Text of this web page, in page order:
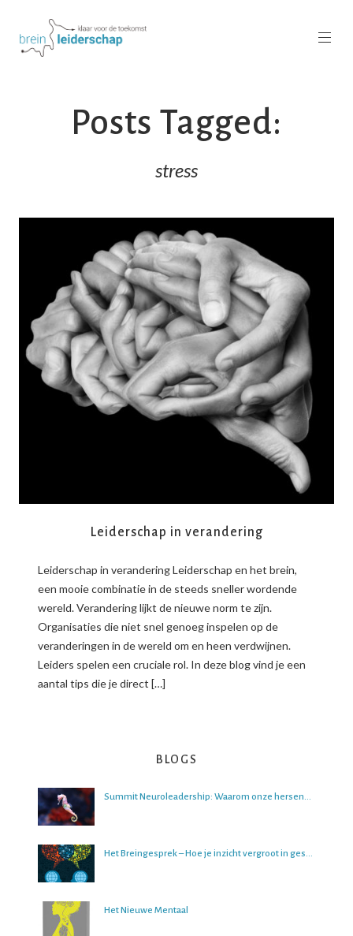
Posts Tagged:
stress
READ MORE
Leiderschap in verandering
Leiderschap in verandering Leiderschap en het brein,
een mooie combinatie in de steeds sneller wordende
wereld. Verandering lijkt de nieuwe norm te zijn.
Organisaties die niet snel genoeg inspelen op de
veranderingen in de wereld om en heen verdwijnen.
Leiders spelen een cruciale rol. In deze blog vind je een
aantal tips die je direct […]
BLOGS
Summit Neuroleadership: Waarom onze hersenen het lastig vinden om over de toekomst na te denken
Het Breingesprek – Hoe je inzicht vergroot in gesprekken
Het Nieuwe Mentaal